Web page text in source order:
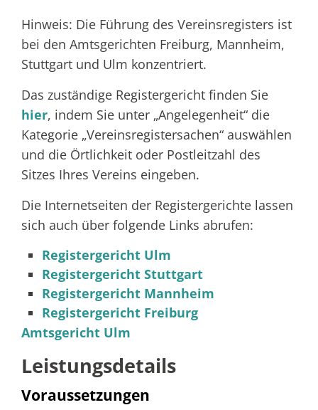
Hinweis: Die Führung des Vereinsregisters ist
bei den Amtsgerichten Freiburg, Mannheim,
Stuttgart und Ulm konzentriert.
Das zuständige Registergericht finden Sie
hier, indem Sie unter „Angelegenheit“ die
Kategorie „Vereinsregistersachen“ auswählen
und die Örtlichkeit oder Postleitzahl des
Sitzes Ihres Vereins eingeben.
Die Internetseiten der Registergerichte lassen
sich auch über folgende Links abrufen:
Registergericht Ulm
Registergericht Stuttgart
Registergericht Mannheim
Registergericht Freiburg
Amtsgericht Ulm
Leistungsdetails
Voraussetzungen